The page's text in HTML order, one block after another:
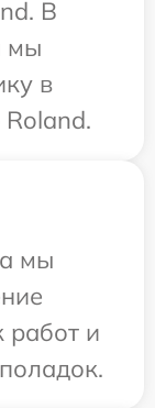
В
мы
в
мы
работ и